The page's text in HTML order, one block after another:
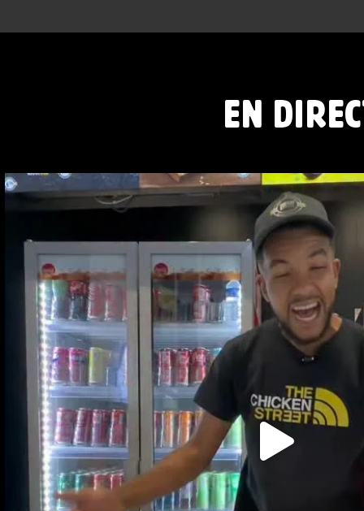
EN
RED BULL PÊCHE BLANCHE ET CLASSIQUE
53 1